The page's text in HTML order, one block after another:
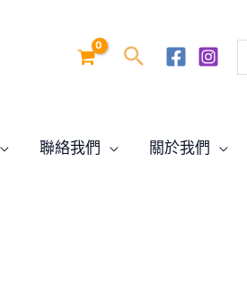
聯絡我們 關於我們